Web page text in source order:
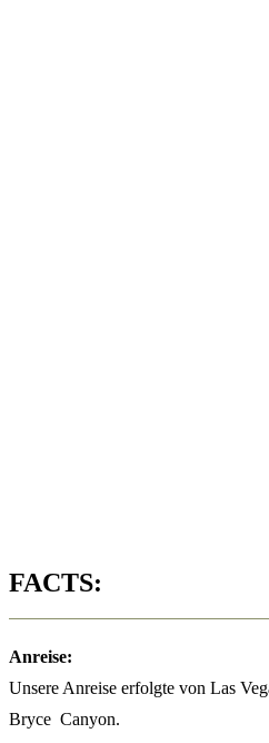
FACTS:
Anreise:
Unsere Anreise erfolgte von Las
Bryce Canyon.